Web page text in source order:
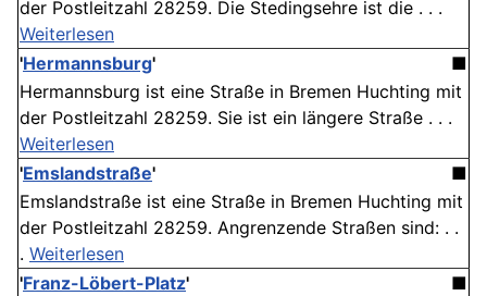
der Postleitzahl 28259. Die Stedingsehre ist die . . .
Weiterlesen
'Hermannsburg'
■
Hermannsburg ist eine Straße in Bremen Huchting mit
der Postleitzahl 28259. Sie ist ein längere Straße . . .
Weiterlesen
'Emslandstraße'
■
Emslandstraße ist eine Straße in Bremen Huchting mit
der Postleitzahl 28259. Angrenzende Straßen sind: . .
. Weiterlesen
'Franz-Löbert-Platz'
■